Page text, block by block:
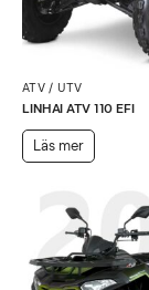
ATV / UTV
LINHAI ATV 110 EFI
Läs mer